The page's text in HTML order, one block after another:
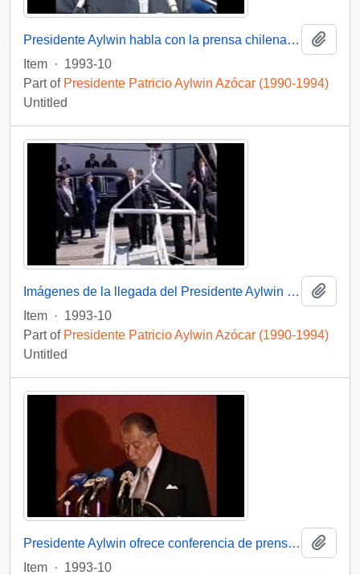
Presidente Aylwin habla con la prensa chilena durante su gira por Nueva Zelanda: video
Item · 1993-10
Part of Presidente Patricio Aylwin Azócar (1990-1994)
Untitled
Imágenes de la llegada del Presidente Aylwin al Buque Escuela Esmeralda en Auckland, Nueva Zelanda: video
Item · 1993-10
Part of Presidente Patricio Aylwin Azócar (1990-1994)
Untitled
Presidente Aylwin ofrece conferencia de prensa en gira por Nueva Zelanda: video
Item · 1993-10